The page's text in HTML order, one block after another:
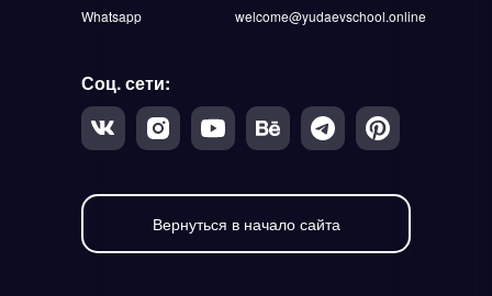
Соц. сети:
Вернуться в начало сайта
welcome@yudaevschool.online
Whatsapp